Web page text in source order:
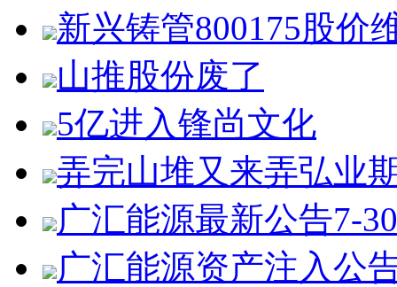
新兴铸管800175股价
山推股份废了
5亿进入锋尚文化
弄完山堆又来弄弘业
广汇能源最新公告7-30
广汇能源资产注入公